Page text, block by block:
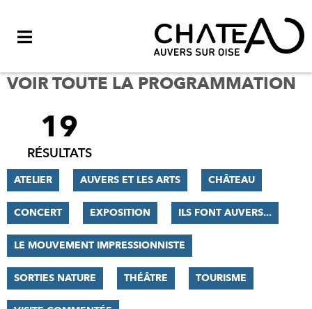
VOIR TOUTE LA PROGRAMMATION
FILTRER
RÉSULTATS
19
RÉSULTATS
ATELIER AUVERS ET LES ARTS CHÂTEAU
CONCERT EXPOSITION ILS FONT AUVERS...
LE MOUVEMENT IMPRESSIONNISTE
SORTIES NATURE THÉÂTRE TOURISME